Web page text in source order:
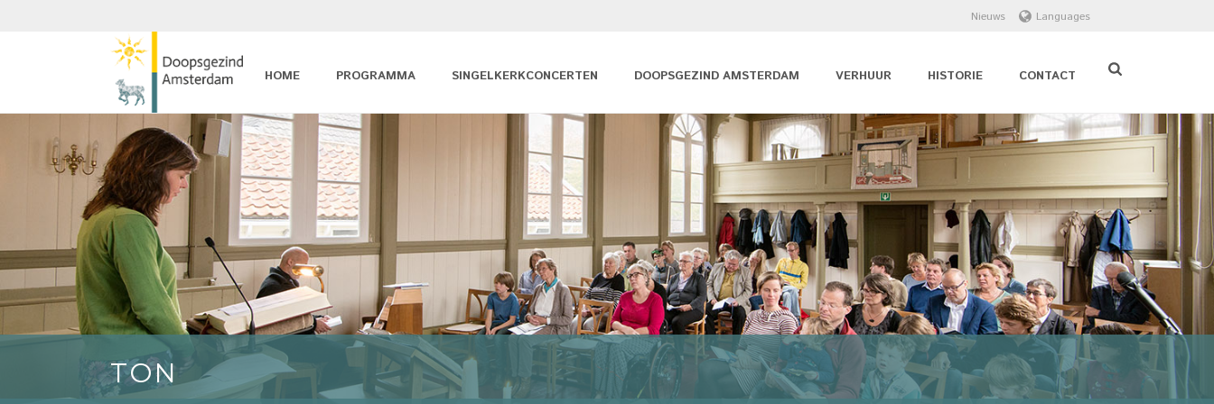
Nieuws Languages
HOME PROGRAMMA SINGELKERKCONCERTEN DOOPSGEZIND AMSTERDAM VERHUUR HISTORIE CONTACT
TON